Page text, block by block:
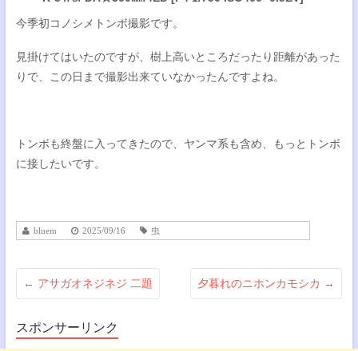
今季初コノシメトンボ撮影です。
見掛けてはいたのですが、樹上高いところだったり距離があった
りで、この日まで撮影出来ていなかったんですよね。
トンボも終盤に入ってきたので、ヤンマ系も含め、もっとトンボ
に接したいです。
bluem 2025/09/16 虫
← アサガオネジネジ 二題 夕暮れのニホンカモシカ →
スポンサーリンク